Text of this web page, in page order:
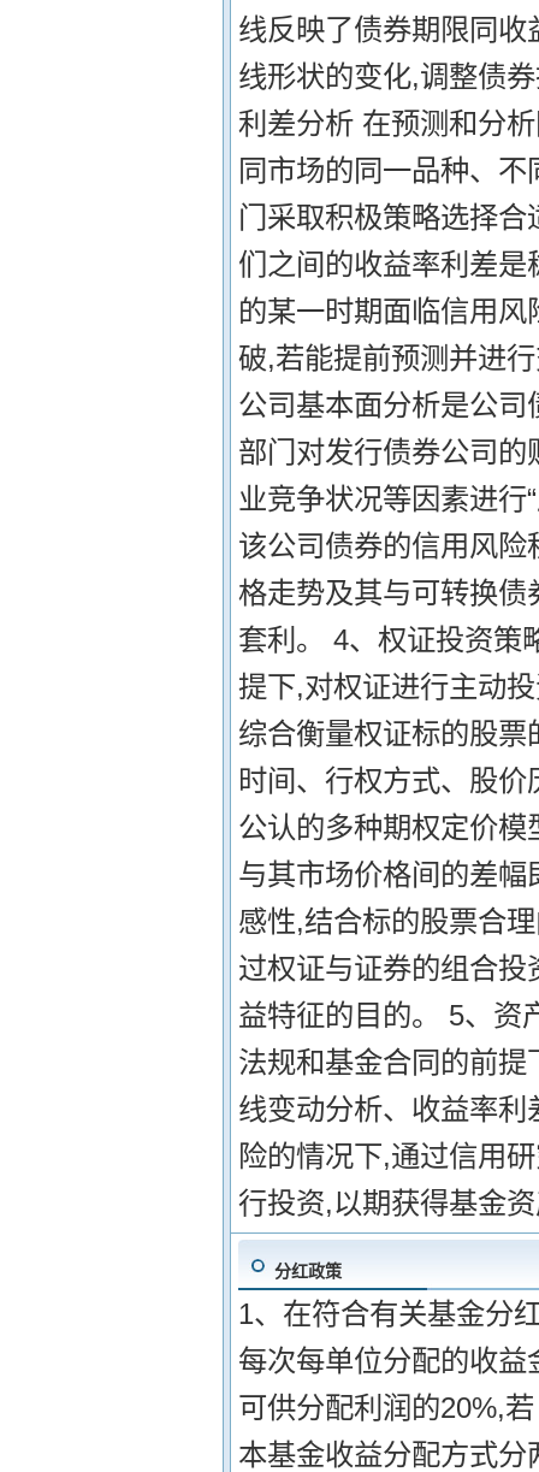
线反映了债券期限同
线形状的变化,调整债
利差分析 在预测和分
同市场的同一品种、
门采取积极策略选择
们之间的收益率利差
的某一时期面临信用
破,若能提前预测并进
公司基本面分析是公
部门对发行债券公司
业竞争状况等因素进行
该公司债券的信用风
格走势及其与可转换
套利。 4、权证投资策
提下,对权证进行主动
综合衡量权证标的股
时间、行权方式、股
公认的多种期权定价
与其市场价格间的差幅
感性,结合标的股票合
过权证与证券的组合
益特征的目的。 5、资
法规和基金合同的前
线变动分析、收益率
险的情况下,通过信用
行投资,以期获得基金
分红政策
1、在符合有关基金分
每次每单位分配的收
可供分配利润的20%,
本基金收益分配方式